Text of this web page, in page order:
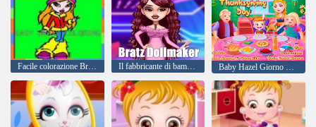
Facile colorazione Bratz Il fabbricante di bambole Bratz Baby Hazel Giorno del Ringraziamento